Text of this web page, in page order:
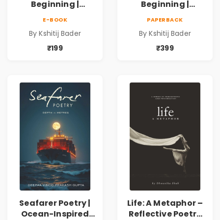
Beginning |
Philosophical
Poems by Kshitij
E-BOOK
By Kshitij Bader
₹199
Beginning |
Philosophical
Poems by Kshitij
PAPERBACK
By Kshitij Bader
₹399
Seafarer Poetry |
Ocean-Inspired
Life: A Metaphor –
Reflective Poetry